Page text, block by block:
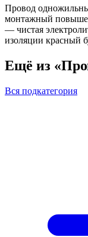
Провод
монтажный
— чистая
изоляции красный
Ещё из
Вся подкатегория